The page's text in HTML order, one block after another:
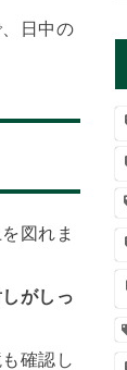
日中の
図れま
がしっ
確認し